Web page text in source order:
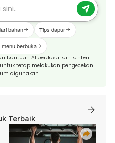
bahan Tips dapur
menu berbuka
bantuan AI berdasarkan konten
tetap melakukan pengecekan
digunakan.